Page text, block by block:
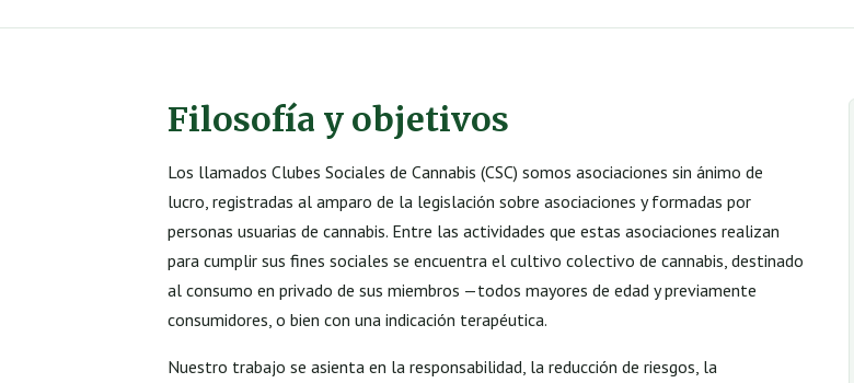
Filosofía y objetivos
Los llamados Clubes Sociales de Cannabis (CSC) somos asociaciones sin ánimo de
lucro, registradas al amparo de la legislación sobre asociaciones y formadas por
personas usuarias de cannabis. Entre las actividades que estas asociaciones realizan
para cumplir sus fines sociales se encuentra el cultivo colectivo de cannabis, destinado
al consumo en privado de sus miembros —todos mayores de edad y previamente
consumidores, o bien con una indicación terapéutica.
Nuestro trabajo se asienta en la responsabilidad, la reducción de riesgos, la